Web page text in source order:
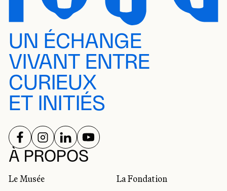
UN ÉCHANGE
VIVANT ENTRE
CURIEUX
ET INITIÉS
À PROPOS
Le Musée
La Fondation
RÉSEAUX SOCIAUX
SUIVEZ-NOUS SUR
SUIVEZ-NOUS SUR
SUIVEZ-NOUS SUR
SUIVEZ-NOUS SUR